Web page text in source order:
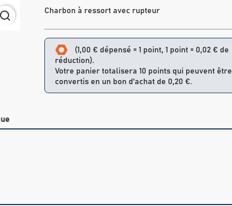
Charbon à ressort avec rupteur
(1,00 € dépensé = 1 point, 1 point = 0,02 € de
réduction).
Votre panier totalisera 10 points qui peuvent être
convertis en un bon d'achat de 0,20 €.